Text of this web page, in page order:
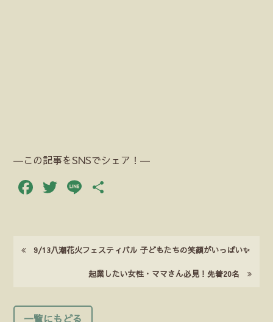
―この記事をSNSでシェア！―
Facebook
Twitter
Line
9/13八潮花火フェスティバル 子どもたちの笑顔がいっぱい✨
起業したい女性・ママさん必見！先着20名
一覧にもどる